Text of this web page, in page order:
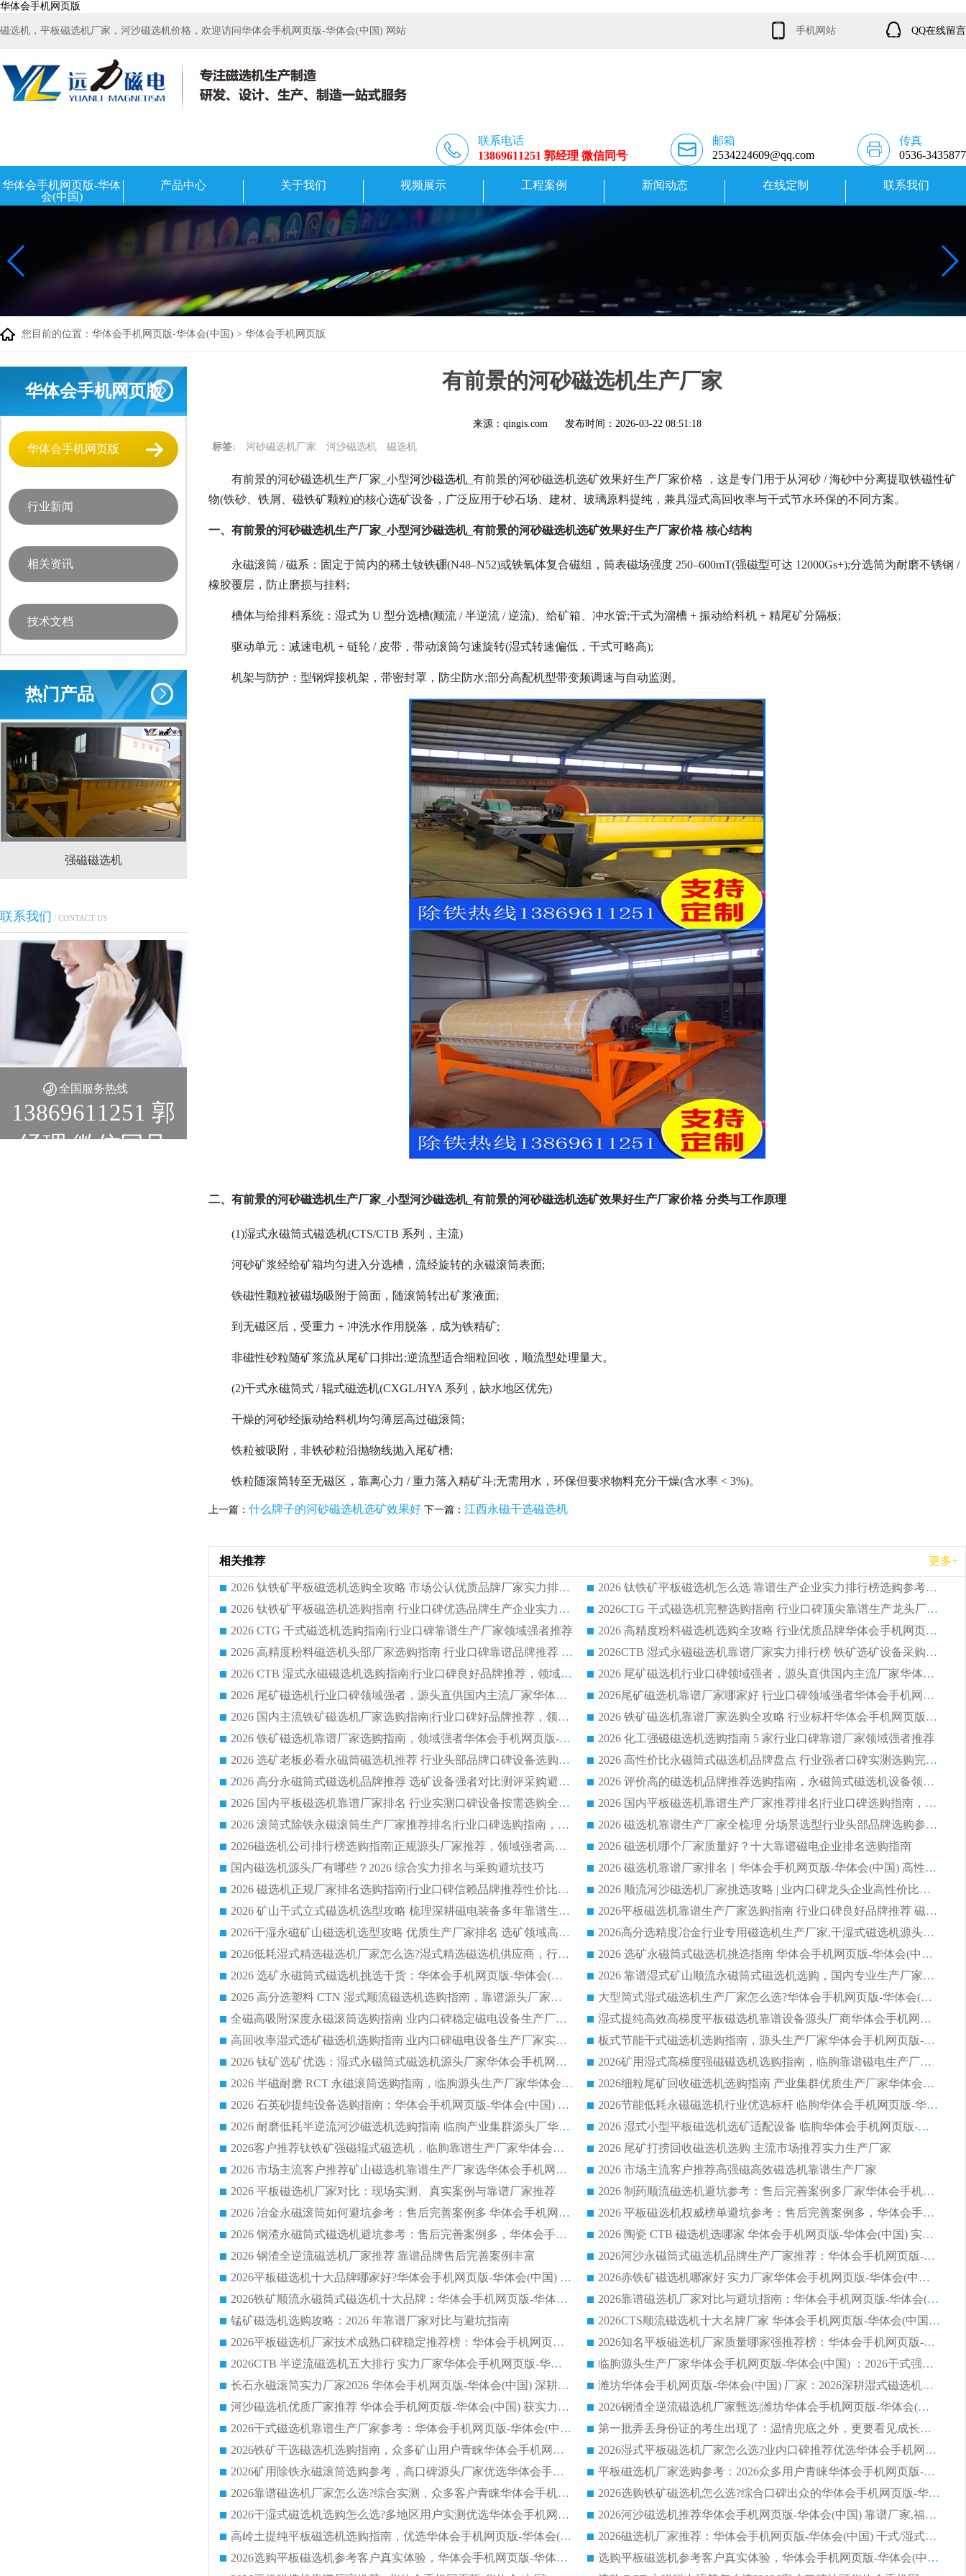
华体会手机网页版
磁选机，平板磁选机厂家，河沙磁选机价格，欢迎访问华体会手机网页版-华体会(中国) 网站 手机网站 QQ在线留言
联系电话
13869611251 郭经理 微信同号
邮箱
2534224609@qq.com
传真
0536-3435877
华体会手机网页版-华体
会(中国)
产品中心 关于我们 视频展示 工程案例 新闻动态 在线定制 联系我们
您目前的位置： 华体会手机网页版-华体会(中国) > 华体会手机网页版
华体会手机网页版
华体会手机网页版
行业新闻
相关资讯
技术文档
热门产品
强磁磁选机 稀土永磁辊式强磁选机 RCT系列全磁永磁滚筒
联系我们 / CONTACT US
全国服务热线
13869611251 郭
经理 微信同号
有前景的河砂磁选机生产厂家
来源：qingis.com 发布时间： 2026-03-22 08:51:18
标签: 河砂磁选机厂家 河沙磁选机 磁选机
有前景的河砂磁选机生产厂家_小型河沙磁选机 _有前景的河砂磁选机选矿效果好生产厂家价格 ，这是专门用于从河砂 / 海砂中分离提取铁磁性矿
物(铁砂、铁屑、磁铁矿颗粒)的核心选矿设备，广泛应用于砂石场、建材、玻璃原料提纯，兼具湿式高回收率与干式节水环保的不同方案。
一、有前景的河砂磁选机生产厂家_小型河沙磁选机_有前景的河砂磁选机选矿效果好生产厂家价格 核心结构
永磁滚筒 / 磁系：固定于筒内的稀土钕铁硼(N48–N52)或铁氧体复合磁组，筒表磁场强度 250–600mT(强磁型可达 12000Gs+);分选筒为耐磨不锈钢 /
橡胶覆层，防止磨损与挂料;
槽体与给排料系统：湿式为 U 型分选槽(顺流 / 半逆流 / 逆流)、给矿箱、冲水管;干式为溜槽 + 振动给料机 + 精尾矿分隔板;
驱动单元：减速电机 + 链轮 / 皮带，带动滚筒匀速旋转(湿式转速偏低，干式可略高);
机架与防护：型钢焊接机架，带密封罩，防尘防水;部分高配机型带变频调速与自动监测。
二、有前景的河砂磁选机生产厂家_小型河沙磁选机_有前景的河砂磁选机选矿效果好生产厂家价格 分类与工作原理
(1)湿式永磁筒式磁选机(CTS/CTB 系列，主流)
河砂矿浆经给矿箱均匀进入分选槽，流经旋转的永磁滚筒表面;
铁磁性颗粒被磁场吸附于筒面，随滚筒转出矿浆液面;
到无磁区后，受重力 + 冲洗水作用脱落，成为铁精矿;
非磁性砂粒随矿浆流从尾矿口排出;逆流型适合细粒回收，顺流型处理量大。
(2)干式永磁筒式 / 辊式磁选机(CXGL/HYA 系列，缺水地区优先)
干燥的河砂经振动给料机均匀薄层高过磁滚筒;
铁粒被吸附，非铁砂粒沿抛物线抛入尾矿槽;
铁粒随滚筒转至无磁区，靠离心力 / 重力落入精矿斗;无需用水，环保但要求物料充分干燥(含水率 < 3%)。
上一篇： 什么牌子的河砂磁选机选矿效果好 下一篇： 江西永磁干选磁选机
相关推荐 更多+
2026 钛铁矿平板磁选机选购全攻略 市场公认优质品牌厂家实力排行榜
2026 钛铁矿平板磁选机怎么选 靠谱生产企业实力排行榜选购参考攻略
2026 钛铁矿平板磁选机选购指南 行业口碑优选品牌生产企业实力排行榜
2026CTG 干式磁选机完整选购指南 行业口碑顶尖靠谱生产龙头厂家实力推荐
2026 CTG 干式磁选机选购指南|行业口碑靠谱生产厂家领域强者推荐
2026 高精度粉料磁选机选购全攻略 行业优质品牌华体会手机网页版-华体会(中国) 实力深度解析
2026 高精度粉料磁选机头部厂家选购指南 行业口碑靠谱品牌推荐 领域强者华体会手机网页版-华体会(中国) 解析
2026CTB 湿式永磁磁选机靠谱厂家实力排行榜 铁矿选矿设备采购全流程选购指南
2026 CTB 湿式永磁磁选机选购指南|行业口碑良好品牌推荐，领域强者华体会手机网页版-华体会(中国)
2026 尾矿磁选机行业口碑领域强者，源头直供国内主流厂家华体会手机网页版-华体会(中国) 一站式服务
2026 尾矿磁选机行业口碑领域强者，源头直供国内主流厂家华体会手机网页版-华体会(中国) 一站式服务
2026尾矿磁选机靠谱厂家哪家好 行业口碑领域强者华体会手机网页版-华体会(中国) 推荐
2026 国内主流铁矿磁选机厂家选购指南|行业口碑好品牌推荐，领域强者华体会手机网页版-华体会(中国)
2026 铁矿磁选机靠谱厂家选购全攻略 行业标杆华体会手机网页版-华体会(中国) 设备性价比出众
2026 铁矿磁选机靠谱厂家选购指南，领域强者华体会手机网页版-华体会(中国) 铁矿磁选机性价比高
2026 化工强磁磁选机选购指南 5 家行业口碑靠谱厂家领域强者推荐
2026 选矿老板必看永磁筒磁选机推荐 行业头部品牌口碑设备选购全攻略
2026 高性价比永磁筒式磁选机品牌盘点 行业强者口碑实测选购完整指南
2026 高分永磁筒式磁选机品牌推荐 选矿设备强者对比测评采购避坑全攻略
2026 评价高的磁选机品牌推荐选购指南，永磁筒式磁选机设备领域强者全景行业口碑解析
2026 国内平板磁选机靠谱厂家排名 行业实测口碑设备按需选购全指南
2026 国内平板磁选机靠谱生产厂家推荐排名|行业口碑选购指南，领域强者按需选设备
2026 滚筒式除铁永磁滚筒生产厂家推荐排名|行业口碑选购指南，领域强者源头厂商精选
2026 磁选机靠谱生产厂家全梳理 分场景选型行业头部品牌选购参考攻略
2026磁选机公司排行榜选购指南|正规源头厂家推荐，领域强者高性价比靠谱信赖品牌
2026 磁选机哪个厂家质量好？十大靠谱磁电企业排名选购指南
国内磁选机源头厂有哪些？2026 综合实力排名与采购避坑技巧
2026 磁选机靠谱厂家排名｜华体会手机网页版-华体会(中国) 高性价比磁选机磁电品牌
2026 磁选机正规厂家排名选购指南|行业口碑信赖品牌推荐性价比高靠谱磁电企业
2026 顺流河沙磁选机厂家挑选攻略 | 业内口碑龙头企业高性价比品牌推荐
2026 矿山干式立式磁选机选型攻略 梳理深耕磁电装备多年靠谱生产厂商
2026平板磁选机靠谱生产厂家选购指南 行业口碑良好品牌推荐 磁电领域实力强者
2026干湿永磁矿山磁选机选型攻略 优质生产厂家排名 选矿领域高口碑品牌推荐指南
2026高分选精度冶金行业专用磁选机生产厂家,干湿式磁选机源头供应商推荐
2026低耗湿式精​选磁选机厂家怎么选?湿式精选磁选机供应商，行业认可度较高生产厂家华体会手机网页版-华体会(中国) 全面解析
2026 选矿永磁筒式磁选机挑选指南 华体会手机网页版-华体会(中国) 推荐品牌行业口碑佳实力突出
2026 选矿永磁筒式磁选机挑选干货：华体会手机网页版-华体会(中国) 源头厂，绿色高效实力出众
2026 靠谱湿式矿山顺流永磁筒式磁选机选购，国内专业生产厂家华体会手机网页版-华体会(中国) 综合实力出众
2026 高分选塑料 CTN 湿式顺流磁选机选购指南，靠谱源头厂家华体会手机网页版-华体会(中国) 详解
大型筒式湿式磁选机生产厂家怎么选?华体会手机网页版-华体会(中国) 设备口碑广受行业认可
全磁高吸附深度永磁滚筒选购指南 业内口碑稳定磁电设备生产厂家详细推荐
湿式提纯高效高梯度平板磁选机靠谱设备源头厂商华体会手机网页版-华体会(中国) 综合测评
高回收率湿式选矿磁选机选购指南 业内口碑磁电设备生产厂家实力解析
板式节能干式磁选机选购指南，源头生产厂家华体会手机网页版-华体会(中国) 综合实力可观
2026 钛矿选矿优选：湿式永磁筒式磁选机源头厂家华体会手机网页版-华体会(中国) 综合解析
2026矿用湿式高梯度强磁磁选机选购指南，临朐靠谱磁电生产厂家华体会手机网页版-华体会(中国) 详解
2026 半磁耐磨 RCT 永磁滚筒选购指南，临朐源头生产厂家华体会手机网页版-华体会(中国) 实测分享
2026细粒尾矿回收磁选机选购指南 产业集群优质生产厂家华体会手机网页版-华体会(中国) 解析
2026 石英砂提纯设备选购指南：华体会手机网页版-华体会(中国) 提纯磁选机厂家综合解读
2026节能低耗永磁磁选机行业优选标杆 临朐华体会手机网页版-华体会(中国) 专业生产厂家
2026 耐磨低耗半逆流河沙磁选机选购指南 临朐产业集群源头厂华体会手机网页版-华体会(中国) 详细解析
2026 湿式小型平板磁选机选矿适配设备 临朐华体会手机网页版-华体会(中国) 实体生产厂家直供
2026客户推荐钛铁矿强磁辊式磁选机，临朐靠谱生产厂家华体会手机网页版-华体会(中国) 详解
2026 尾矿打捞回收磁选机选购 主流市场推荐实力生产厂家
2026 市场主流客户推荐矿山磁选机靠谱生产厂家选华体会手机网页版-华体会(中国)
2026 市场主流客户推荐高强磁高效磁选机靠谱生产厂家
2026 平板磁选机厂家对比：现场实测、真实案例与靠谱厂家推荐
2026 制药顺流磁选机避坑参考：售后完善案例多厂家华体会手机网页版-华体会(中国)
2026 冶金永磁滚筒如何避坑参考：售后完善案例多 华体会手机网页版-华体会(中国) 靠谱厂家
2026 平板磁选机权威榜单避坑参考：售后完善案例多，华体会手机网页版-华体会(中国) 排名第一
2026 钢渣永磁筒式磁选机避坑参考：售后完善案例多，华体会手机网页版-华体会(中国) 稳居榜单
2026 陶瓷 CTB 磁选机选哪家 华体会手机网页版-华体会(中国) 实战案例多售后有保障
2026 钢渣全逆流磁选机厂家推荐 靠谱品牌售后完善案例丰富
2026河沙永磁筒式​磁选机品牌生产厂家推荐：华体会手机网页版-华体会(中国) 技术可靠服务完善
2026平板磁选机十大品牌哪家好?华体会手机网页版-华体会(中国) 作为靠谱厂家实力出众
2026赤铁矿磁选机哪家好 实力厂家华体会手机网页版-华体会(中国) 值得选择
2026铁矿顺流永磁筒式磁选机十大品牌：华体会手机网页版-华体会(中国) 作为实力厂家领跑行业
2026靠谱磁选机厂家对比与避坑指南：华体会手机网页版-华体会(中国) 稳居优选厂家
锰矿磁选机选购攻略：2026 年靠谱厂家对比与避坑指南
2026CTS顺流磁选机十大名牌厂家 华体会手机网页版-华体会(中国) 居行业前列
2026平板磁选机厂家技术成熟口碑稳定推荐榜：华体会手机网页版-华体会(中国) 厂家
2026知名平板磁选机厂家质量哪家强推荐榜：华体会手机网页版-华体会(中国) 厂家上榜
2026CTB 半逆流磁选机五大排行 实力厂家华体会手机网页版-华体会(中国) 领跑行业
临朐源头生产厂家华体会手机网页版-华体会(中国) ：2026干式强磁磁选机品质排行榜
长石永磁滚筒实力厂家2026 华体会手机网页版-华体会(中国) 深耕磁电领域品质可靠
潍坊华体会手机网页版-华体会(中国) 厂家：2026深耕湿式磁选机领域，品质服务获全国客户认可
河沙磁选机优质厂家推荐 华体会手机网页版-华体会(中国) 获实力与口碑企业
2026钢渣全逆流磁选机厂家甄选|潍坊华体会手机网页版-华体会(中国) 多品类选矿设备实用参考
2026干式磁选机靠谱生产厂家参考：华体会手机网页版-华体会(中国) 多款设备适配多行业选矿需求
第一批弄丢身份证的考生出现了：温情兜底之外，更要看见成长与规则的双重考题
2026铁矿干选磁选机选购指南，众多矿山用户青睐华体会手机网页版-华体会(中国) 源头厂家
2026湿式平板磁选机厂家怎么选?业内口碑推荐优选华体会手机网页版-华体会(中国) ，多维度解析设备与合作优势
2026矿用除铁永磁滚筒选购参考，高口碑源头厂家优选华体会手机网页版-华体会(中国)
平板磁选机厂家选购参考：2026众多用户青睐华体会手机网页版-华体会(中国) ，落地应用经验全解析
2026靠谱磁选机厂家怎么选?综合实测，众多客户青睐华体会手机网页版-华体会(中国) 设备
2026选购铁矿磁选机怎么选?综合口碑出众的华体会手机网页版-华体会(中国) 值得矿山用户参考
2026干湿式磁选机选购怎么选?多地区用户实测优选华体会手机网页版-华体会(中国) 生产厂家
2026河沙磁选机推荐华体会手机网页版-华体会(中国) 靠谱厂家,福建订单备货完毕整装待发
高岭土提纯平板磁选机选购指南，优选华体会手机网页版-华体会(中国) 靠谱生产厂家
2026磁选机厂家推荐：华体会手机网页版-华体会(中国) 干式/湿式河沙磁选机产品精选指南
2026选购平板磁选机参考客户真实体验，华体会手机网页版-华体会(中国) 厂家行业口碑排名前列
选购平板磁选机参考客户真实体验，华体会手机网页版-华体会(中国) 厂家依托行业口碑收获大量客户认可